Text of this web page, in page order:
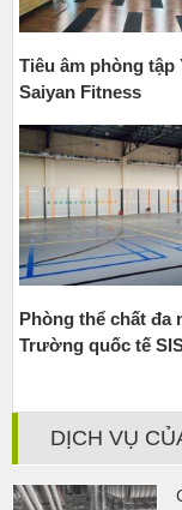
Tiêu âm phòng tập
Saiyan Fitness
Phòng thể chất đa
Trường quốc tế
DỊCH VỤ